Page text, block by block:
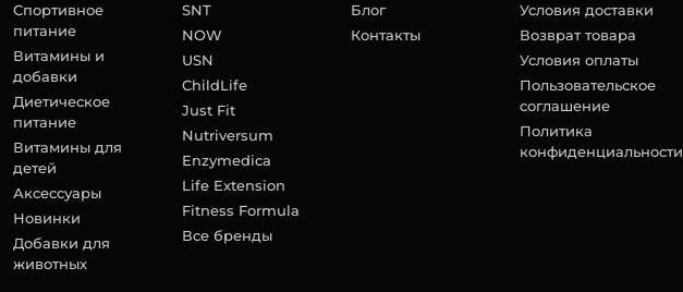
Спортивное
питание
Витамины и
добавки
Диетическое
питание
Витамины для
детей
Аксессуары
Новинки
Добавки для
животных
SNT
NOW
USN
ChildLife
Just Fit
Nutriversum
Enzymedica
Life Extension
Fitness Formula
Все бренды
Блог
Контакты
Условия доставки
Возврат товара
Условия оплаты
Пользовательское
соглашение
Политика
конфиденциальности